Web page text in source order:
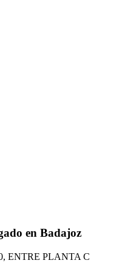
en Badajoz
ENTRE PLANTA C